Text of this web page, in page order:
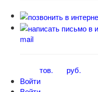
mail
тов.
руб.
Войти